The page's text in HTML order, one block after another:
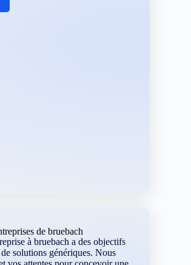
de bruebach
à bruebach a des objectifs
solutions génériques. Nous